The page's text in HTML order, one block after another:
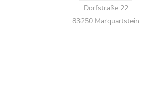
Dorfstraße 22
83250 Marquartstein